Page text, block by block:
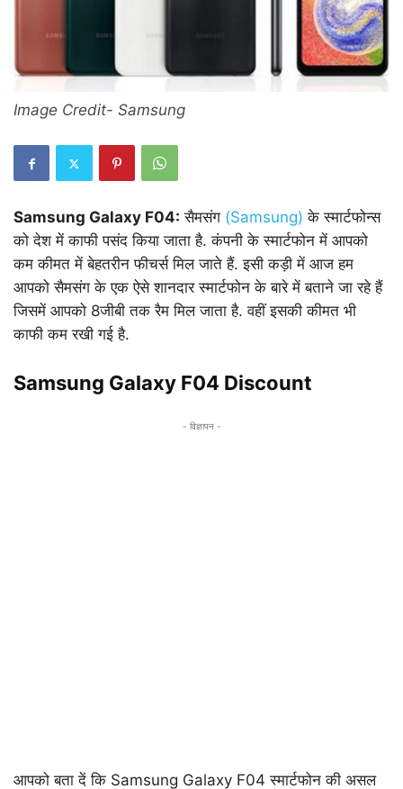
Image Credit- Samsung
Samsung Galaxy F04: सैमसंग (Samsung) के स्मार्टफोन्स
को देश में काफी पसंद किया जाता है. कंपनी के स्मार्टफोन में आपको
कम कीमत में बेहतरीन फीचर्स मिल जाते हैं. इसी कड़ी में आज हम
आपको सैमसंग के एक ऐसे शानदार स्मार्टफोन के बारे में बताने जा रहे हैं
जिसमें आपको 8जीबी तक रैम मिल जाता है. वहीं इसकी कीमत भी
काफी कम रखी गई है.
Samsung Galaxy F04 Discount
- विज्ञापन -
आपको बता दें कि Samsung Galaxy F04 स्मार्टफोन की असल